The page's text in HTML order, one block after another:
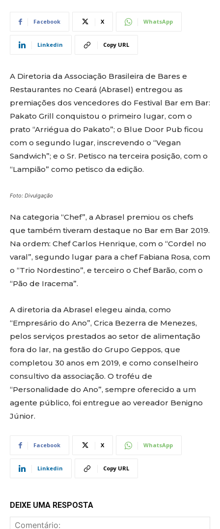
Facebook X WhatsApp
Linkedin Copy URL
A Diretoria da Associação Brasileira de Bares e
Restaurantes no Ceará (Abrasel) entregou as
premiações dos vencedores do Festival Bar em Bar:
Pakato Grill conquistou o primeiro lugar, com o
prato “Arriégua do Pakato”; o Blue Door Pub ficou
com o segundo lugar, inscrevendo o “Vegan
Sandwich”; e o Sr. Petisco na terceira posição, com o
“Lampião” como petisco da edição.
Foto: Divulgação
Na categoria “Chef”, a Abrasel premiou os chefs
que também tiveram destaque no Bar em Bar 2019.
Na ordem: Chef Carlos Henrique, com o “Cordel no
varal”, segundo lugar para a chef Fabiana Rosa, com
o “Trio Nordestino”, e terceiro o Chef Barão, com o
“Pão de Iracema”.
A diretoria da Abrasel elegeu ainda, como
“Empresário do Ano”, Crica Bezerra de Menezes,
pelos serviços prestados ao setor de alimentação
fora do lar, na gestão do Grupo Geppos, que
completou 30 anos em 2019, e como conselheiro
consultivo da associação. O troféu de
“Personalidade do Ano”, sempre oferecido a um
agente público, foi entregue ao vereador Benigno
Júnior.
Facebook X WhatsApp
Linkedin Copy URL
DEIXE UMA RESPOSTA